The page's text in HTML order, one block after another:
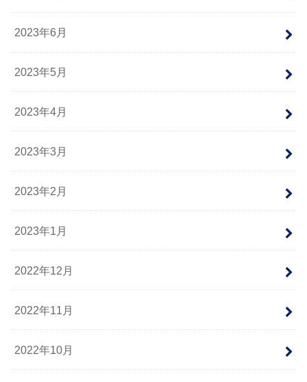
2023年6月
2023年5月
2023年4月
2023年3月
2023年2月
2023年1月
2022年12月
2022年11月
2022年10月